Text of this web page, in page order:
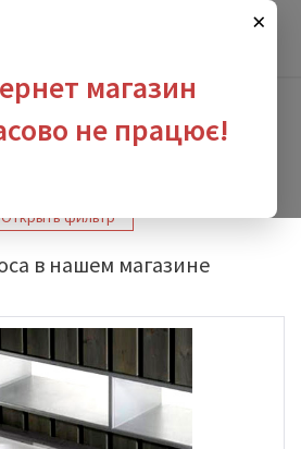
×
магазин
не працює!
- Производители - Roca Roca Princess
Открыть фильтр
в нашем магазине